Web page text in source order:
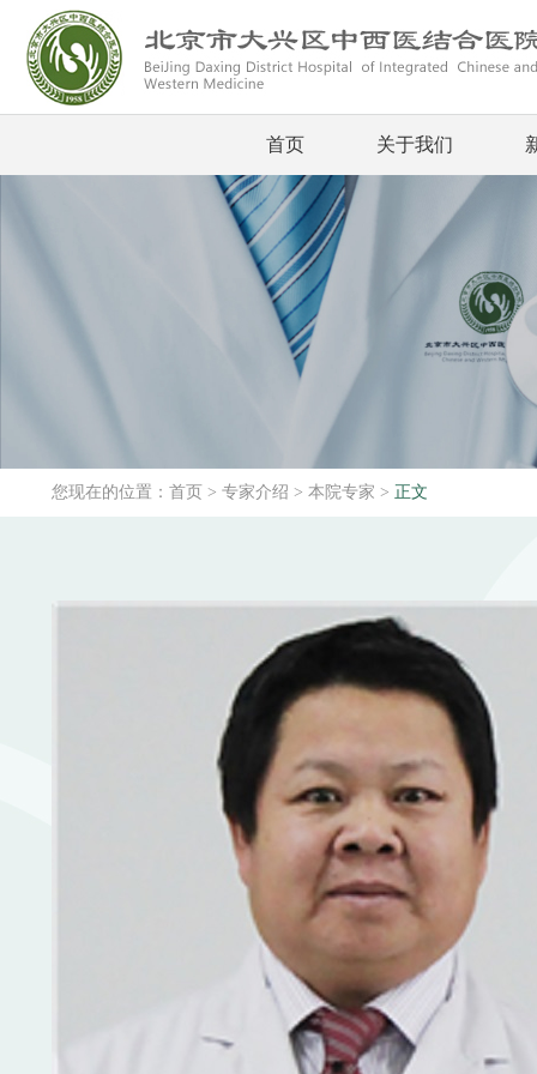
首页 关于我们
您现在的位置： 首页 > 专家介绍 > 本院专家 > 正文